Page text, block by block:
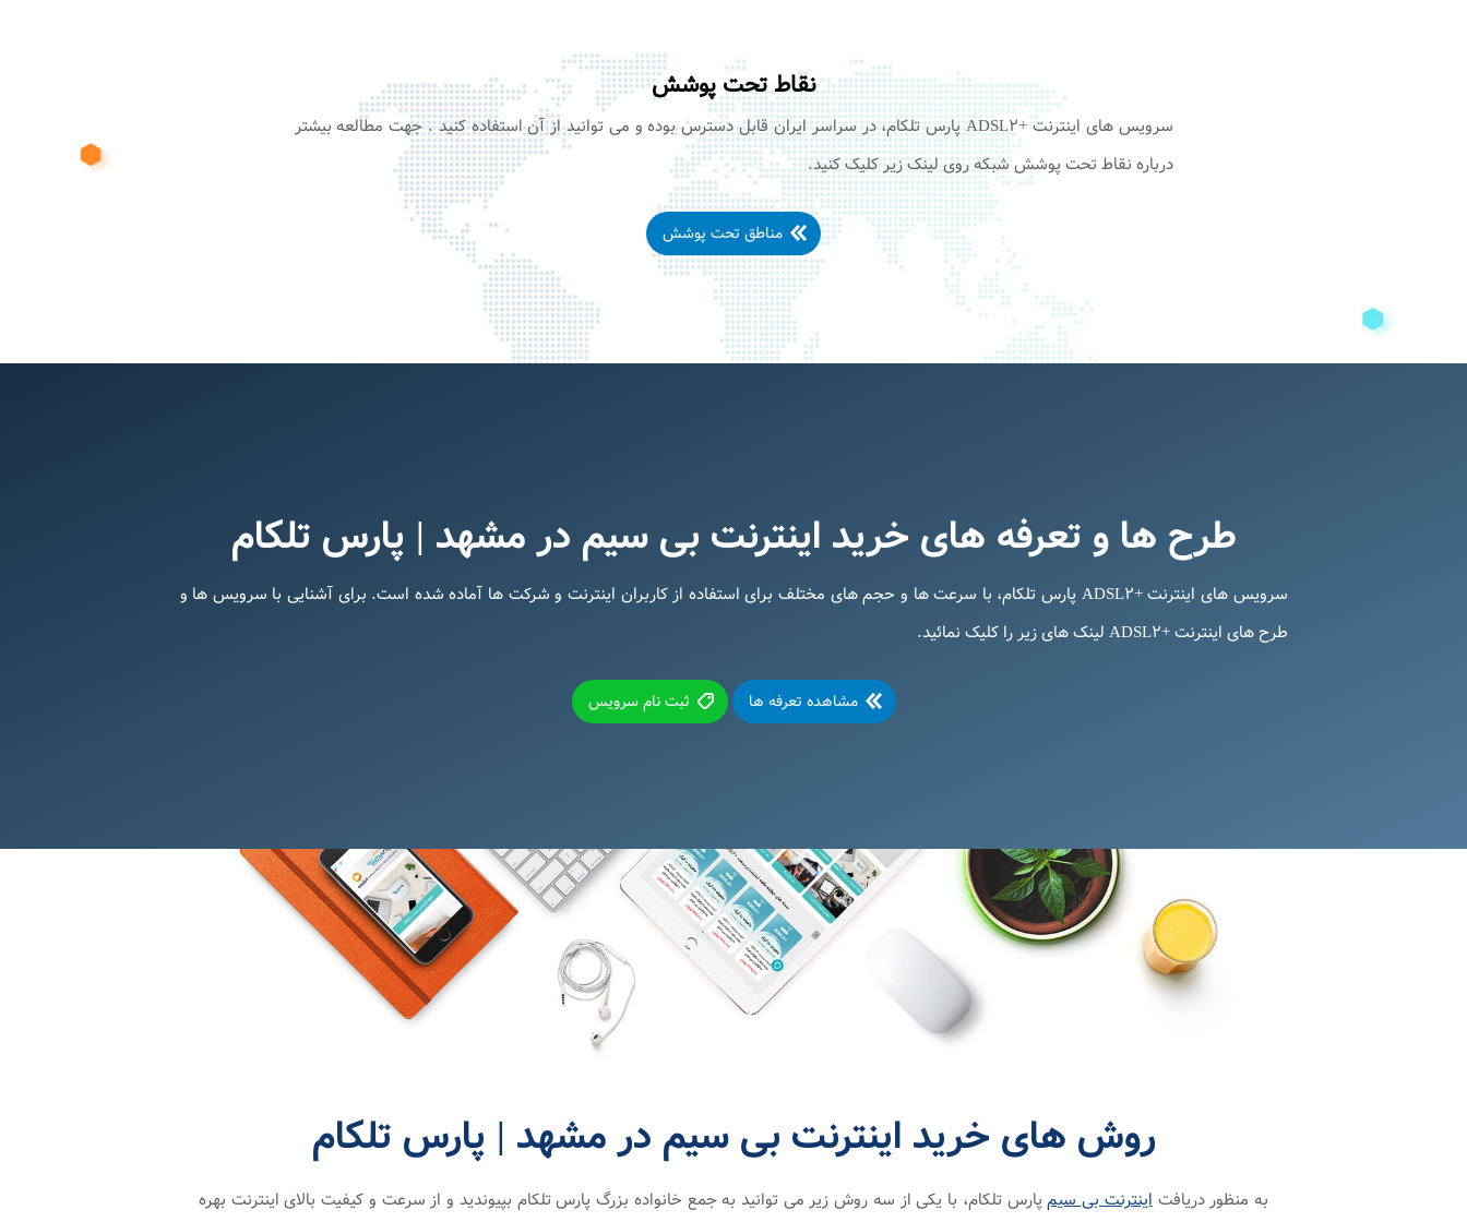
نقاط تحت پوشش
سرویس های اینترنت +ADSL۲ پارس تلکام، در سراسر ایران قابل دسترس بوده و می توانید از آن استفاده کنید . جهت مطالعه بیشتر
درباره نقاط تحت پوشش شبکه روی لینک زیر کلیک کنید.
مناطق تحت پوشش
طرح ها و تعرفه های خرید اینترنت بی سیم در مشهد | پارس تلکام
سرویس های اینترنت +ADSL۲ پارس تلکام، با سرعت ها و حجم های مختلف برای استفاده از کاربران اینترنت و شرکت ها آماده شده است. برای آشنایی با سرویس ها و
طرح های اینترنت +ADSL۲ لینک های زیر را کلیک نمائید.
مشاهده تعرفه ها ثبت نام سرویس
روش های خرید اینترنت بی سیم در مشهد | پارس تلکام
به منظور دریافتاینترنت بی سیمپارس تلکام، با یکی از سه روش زیر می توانید به جمع خانواده بزرگ پارس تلکام بپیوندید و از سرعت و کیفیت بالای اینترنت بهره